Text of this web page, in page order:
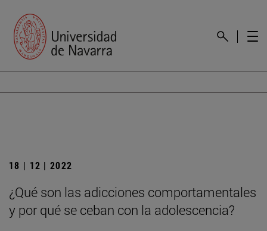
18 | 12 | 2022
¿Qué son las adicciones comportamentales
y por qué se ceban con la adolescencia?